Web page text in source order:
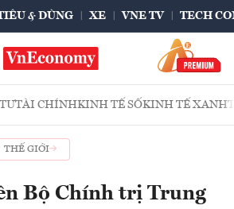
& DÙNG XE VNE TV TECH
TÀI CHÍNHKINH TẾ SỐKINH TẾ XANH
THẾ GIỚI
Bộ Chính trị Trung